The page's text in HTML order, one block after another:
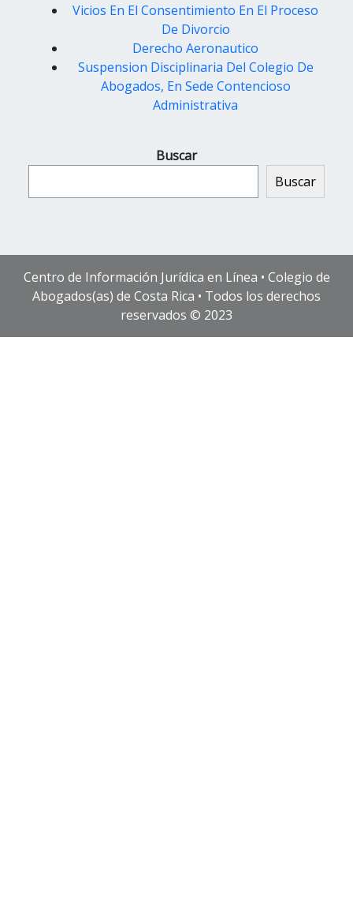
Vicios En El Consentimiento En El Proceso
De Divorcio
Derecho Aeronautico
Suspension Disciplinaria Del Colegio De
Abogados, En Sede Contencioso
Administrativa
Buscar
Buscar
Centro de Información Jurídica en Línea • Colegio de
Abogados(as) de Costa Rica • Todos los derechos
reservados © 2023